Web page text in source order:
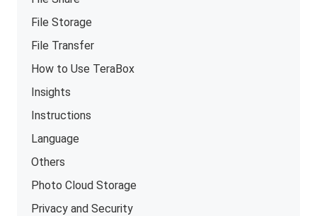
File Storage
File Transfer
How to Use TeraBox
Insights
Instructions
Language
Others
Photo Cloud Storage
Privacy and Security